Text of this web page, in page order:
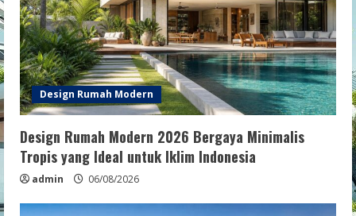
Design Rumah Modern
Design Rumah Modern 2026 Bergaya Minimalis
Tropis yang Ideal untuk Iklim Indonesia
admin 06/08/2026